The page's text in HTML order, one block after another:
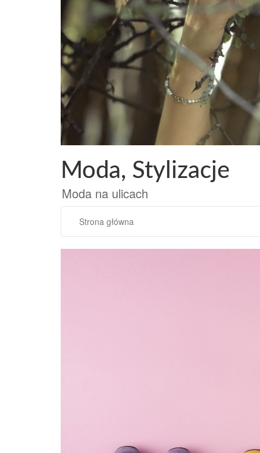
Moda, Stylizacje
Moda na ulicach
Strona główna